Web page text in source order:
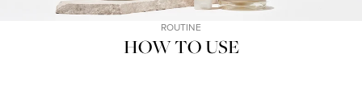
HOW TO USE
ROUTINE